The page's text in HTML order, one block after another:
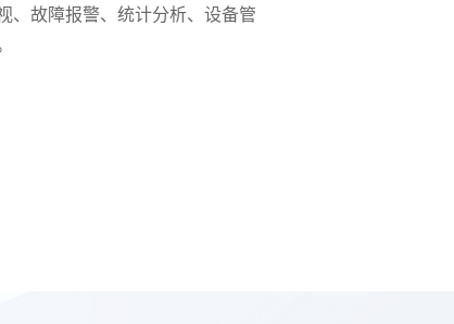
、故障报警、统计分析、设备管